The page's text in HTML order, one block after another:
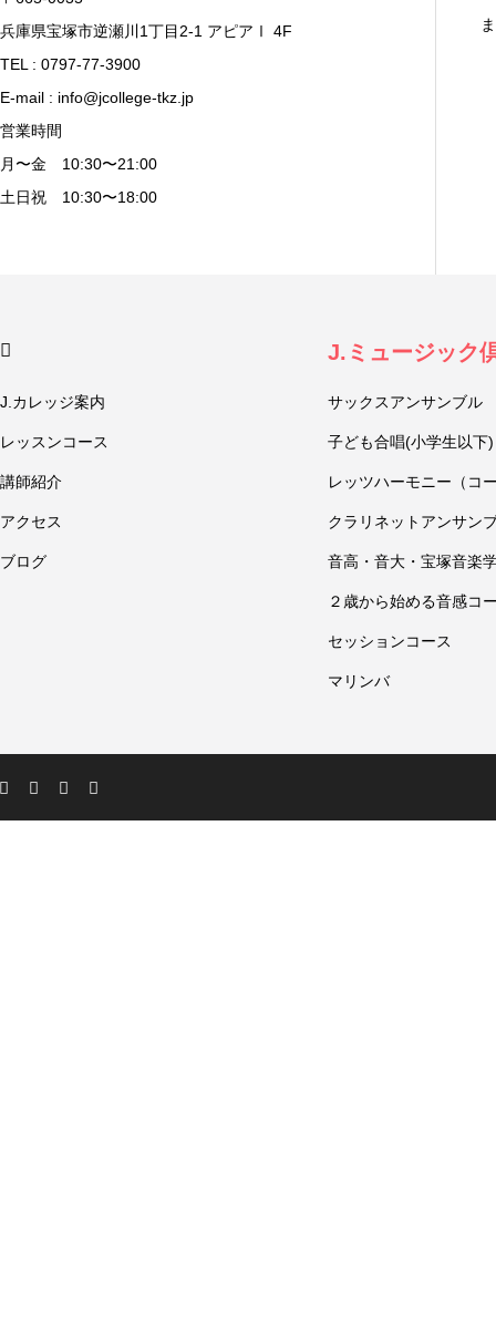
兵庫県宝塚市逆瀬川1丁目2-1 アピアⅠ 4F
TEL : 0797-77-3900
E-mail : info@jcollege-tkz.jp
営業時間
月〜金 10:30〜21:00
土日祝 10:30〜18:00
J.カレッジ案内
レッスンコース
講師紹介
アクセス
ブログ
J.ミュージック
サックスアンサンブル
子ども合唱(小学生以下)
レッツハーモニー（コ
クラリネットアンサン
音高・音大・宝塚音楽
２歳から始める音感コ
セッションコース
マリンバ